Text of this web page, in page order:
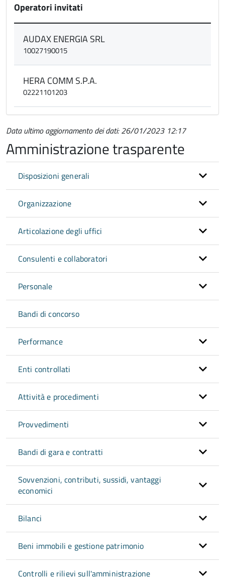
Operatori invitati
AUDAX ENERGIA SRL
10027190015
HERA COMM S.P.A.
02221101203
Data ultimo aggiornamento dei dati: 26/01/2023 12:17
Amministrazione trasparente
Disposizioni generali
Organizzazione
Articolazione degli uffici
Consulenti e collaboratori
Personale
Bandi di concorso
Performance
Enti controllati
Attività e procedimenti
Provvedimenti
Bandi di gara e contratti
Sovvenzioni, contributi, sussidi, vantaggi
economici
Bilanci
Beni immobili e gestione patrimonio
Controlli e rilievi sull'amministrazione